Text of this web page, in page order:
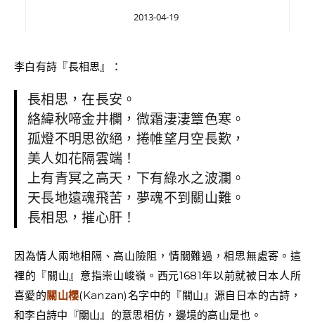
2013-04-19
李白有詩『長相思』：
長相思，在長安。
絡緯秋啼金井欄，微霜淒淒簟色寒。
孤燈不明思欲絕，捲帷望月空長歎，
美人如花隔雲端！
上有青冥之高天，下有綠水之波瀾。
天長地遠魂飛苦，夢魂不到關山難。
長相思，摧心肝！
因為情人兩地相隔、高山險阻，情關難過，相思無處寄。這
裡的『關山』意指崇山峻嶺。西元1681年以前就被日本人所
喜愛的 關山櫻(Kanzan)名字中的『關山』源自日本的古詩，
和李白詩中『關山』的意思相仿，邊境的高山是也。